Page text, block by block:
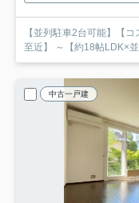
【並列駐車2台可能】【
至近】 ～【約18帖
中古一戸建